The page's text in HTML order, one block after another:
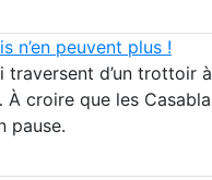
n’en peuvent plus !
d’un trottoir à
croire que les
pause.